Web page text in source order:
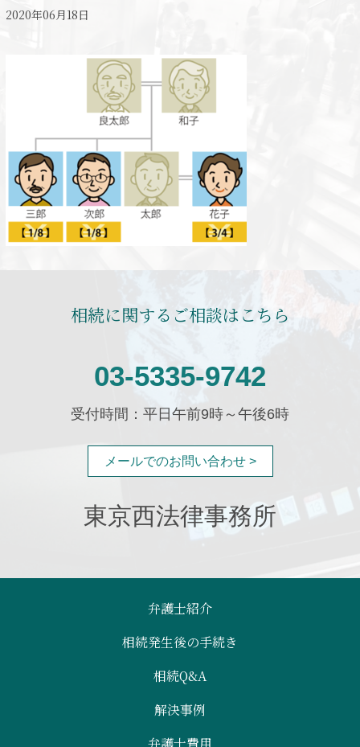
2020年06月18日
相続に関するご相談はこちら
03-5335-9742
受付時間：平日午前9時～午後6時
メールでのお問い合わせ >
東京西法律事務所
弁護士紹介
相続発生後の手続き
相続Q&A
解決事例